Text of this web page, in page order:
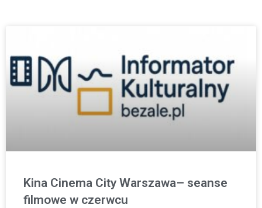
Kina Cinema City Warszawa– seanse
filmowe w czerwcu